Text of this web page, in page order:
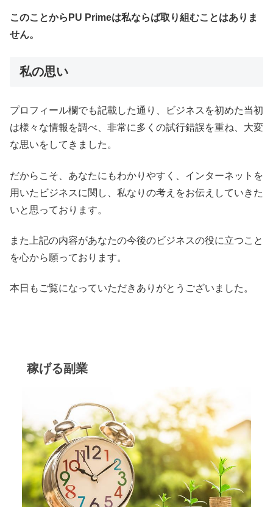
このことからPU Primeは私ならば取り組むことはありま
せん。
私の思い
プロフィール欄でも記載した通り、ビジネスを初めた当初
は様々な情報を調べ、非常に多くの試行錯誤を重ね、大変
な思いをしてきました。
だからこそ、あなたにもわかりやすく、インターネットを
用いたビジネスに関し、私なりの考えをお伝えしていきた
いと思っております。
また上記の内容があなたの今後のビジネスの役に立つこと
を心から願っております。
本日もご覧になっていただきありがとうございました。
稼げる副業